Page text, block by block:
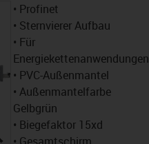
igus-icon-lupe
• Profinet
• Sternvierer Aufbau
• Für
Energiekettenanwendungen
• PVC-Außenmantel
• Außenmantelfarbe
Gelbgrün
• Biegefaktor 15xd
• Gesamtschirm